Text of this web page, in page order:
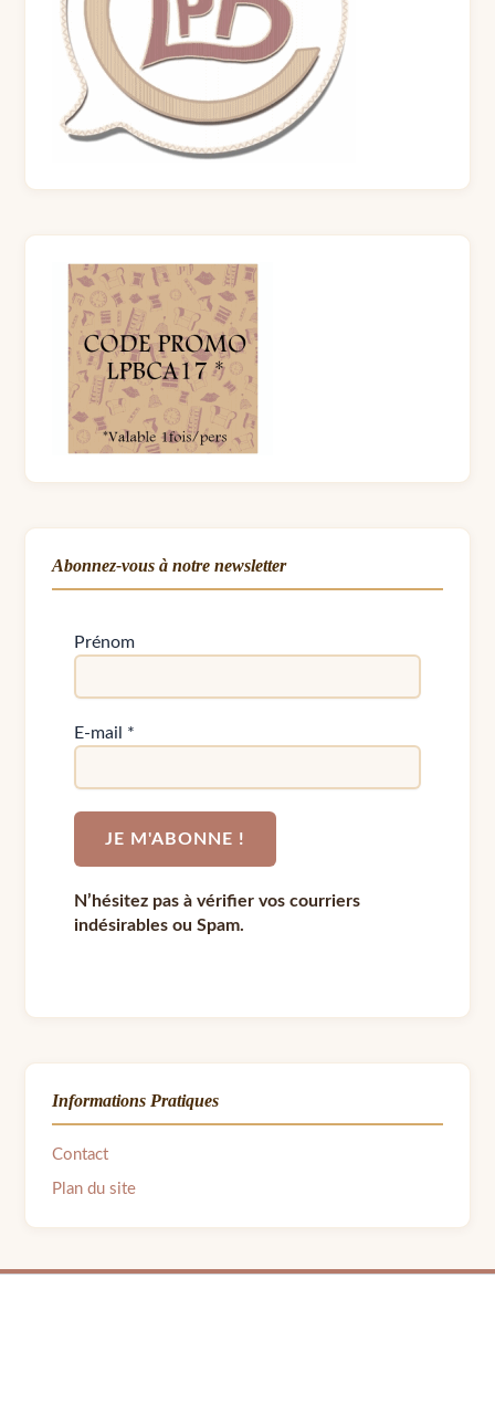
Abonnez-vous à notre newsletter
Prénom
E-mail *
N’hésitez pas à vérifier vos courriers
indésirables ou Spam.
Informations Pratiques
Contact
Plan du site